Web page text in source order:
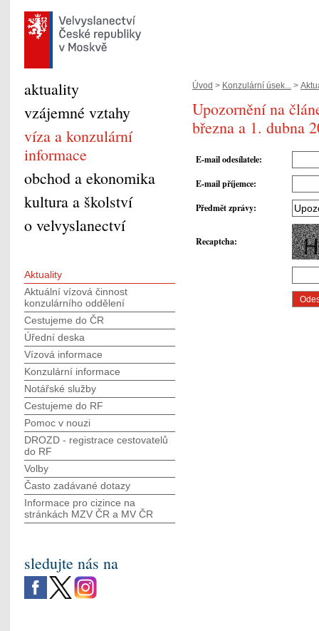
Úvod > Konzulární úsek... >
Upozornění na
března a 1. dubna
E-mail odesílatele:
E-mail příjemce:
Předmět zprávy:
Recaptcha:
aktuality
vzájemné vztahy
víza a konzulární
informace
obchod a ekonomika
kultura a školství
o velvyslanectví
Aktuality
Aktuální vízová činnost
konzulárního oddělení
Cestujeme do ČR
Úřední deska
Vízová informace
Konzulární informace
Notářské služby
Cestujeme do RF
Pomoc v nouzi
DROZD - registrace cestovatelů
do RF
Volby
Často zadávané dotazy
Informace pro cizince na
stránkách MZV ČR а MV ČR
sledujte nás na